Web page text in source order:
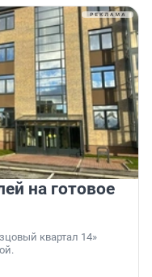
на готовое
квартал 14»